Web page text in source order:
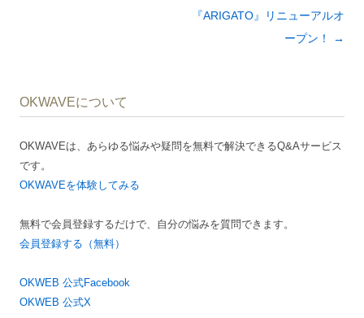
シ
ン
『ARIGATO』リニューアルオ
ープン！
→
OKWAVEについて
OKWAVEは、あらゆる悩みや疑問を無料で解決できるQ&Aサービス
です。
OKWAVEを体験してみる
無料で会員登録するだけで、自分の悩みを質問できます。
会員登録する（無料）
OKWEB 公式Facebook
OKWEB 公式X